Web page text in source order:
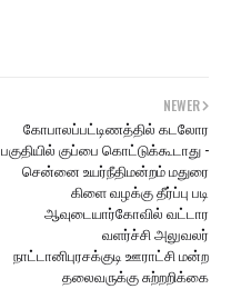
NEWER
கோபாலப்பட்டிணத்தில் கடலோர
பகுதியில் குப்பை கொட்டுக்கூடாது -
சென்னை உயர்நீதிமன்றம் மதுரை
கிளை வழக்கு தீர்ப்பு படி
ஆவுடையார்கோவில் வட்டார
வளர்ச்சி அலுவலர்
நாட்டானிபுரசக்குடி ஊராட்சி மன்ற
தலைவருக்கு சுற்றறிக்கை